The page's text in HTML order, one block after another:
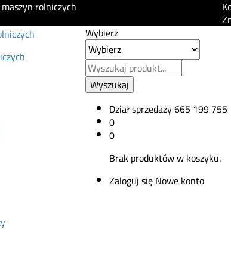
rolniczych
Wybierz
Wyszukaj
Dział sprzedaży665 199 755
0
0
Brak produktów w koszyku.
Zaloguj sięNowe konto